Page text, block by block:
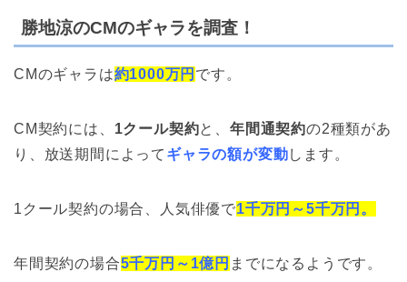
勝地涼のCMのギャラを調査！
CMのギャラは約1000万円 です。
CM契約には、 1クール契約と、年間通契約の2種類があ
り、放送期間によって ギャラの額が変動します。
1クール契約の場合、人気俳優で1千万円～5千万円。
年間契約の場合5千万円～1億円 までになるようです。